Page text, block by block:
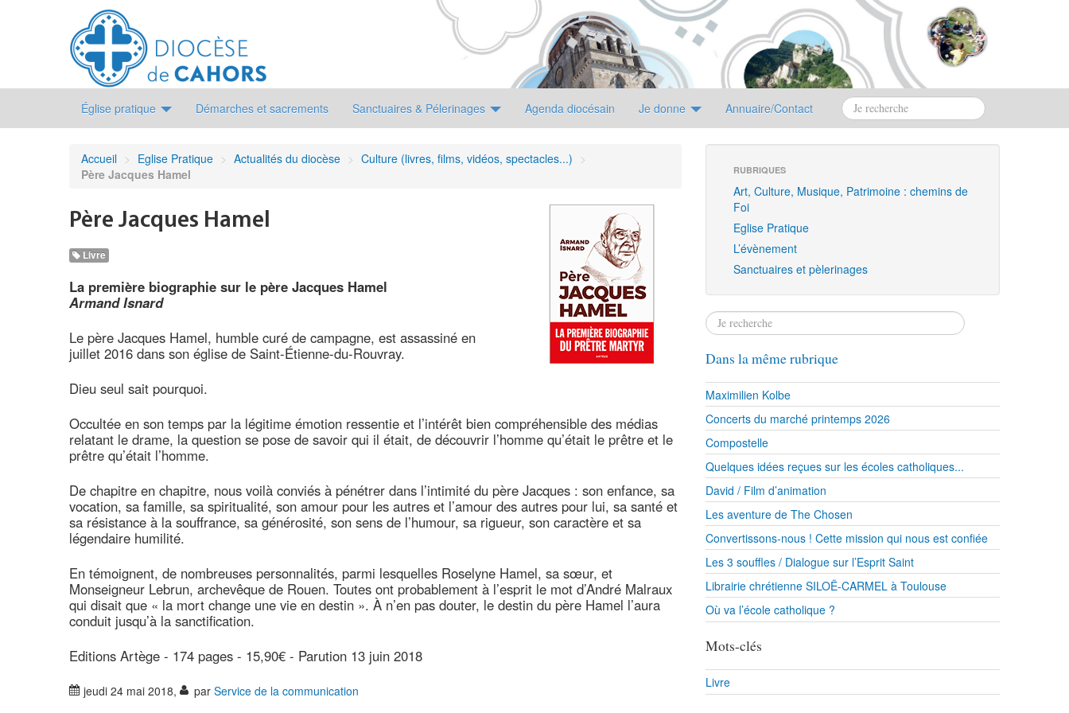
Église pratique Démarches et sacrements Sanctuaires & Pélerinages Agenda diocésain Je donne Annuaire/Contact
Accueil > Eglise Pratique > Actualités du diocèse > Culture (livres, films, vidéos, spectacles...) >
Père Jacques Hamel
Père Jacques Hamel
Livre
La première biographie sur le père Jacques Hamel
Armand Isnard
Le père Jacques Hamel, humble curé de campagne, est assassiné en
juillet 2016 dans son église de Saint-Étienne-du-Rouvray.
Dieu seul sait pourquoi.
Occultée en son temps par la légitime émotion ressentie et l’intérêt bien compréhensible des médias
relatant le drame, la question se pose de savoir qui il était, de découvrir l’homme qu’était le prêtre et le
prêtre qu’était l’homme.
De chapitre en chapitre, nous voilà conviés à pénétrer dans l’intimité du père Jacques : son enfance, sa
vocation, sa famille, sa spiritualité, son amour pour les autres et l’amour des autres pour lui, sa santé et
sa résistance à la souffrance, sa générosité, son sens de l’humour, sa rigueur, son caractère et sa
légendaire humilité.
En témoignent, de nombreuses personnalités, parmi lesquelles Roselyne Hamel, sa sœur, et
Monseigneur Lebrun, archevêque de Rouen. Toutes ont probablement à l’esprit le mot d’André Malraux
qui disait que « la mort change une vie en destin ». À n’en pas douter, le destin du père Hamel l’aura
conduit jusqu’à la sanctification.
Editions Artège - 174 pages - 15,90€ - Parution 13 juin 2018
jeudi 24 mai 2018, par Service de la communication
RUBRIQUES
Art, Culture, Musique, Patrimoine : chemins de
Foi
Eglise Pratique
L’évènement
Sanctuaires et pèlerinages
Dans la même rubrique
Maximilien Kolbe
Concerts du marché printemps 2026
Compostelle
Quelques idées reçues sur les écoles catholiques...
David / Film d’animation
Les aventure de The Chosen
Convertissons-nous ! Cette mission qui nous est confiée
Les 3 souffles / Dialogue sur l’Esprit Saint
Librairie chrétienne SILOË-CARMEL à Toulouse
Où va l’école catholique ?
Mots-clés
Livre